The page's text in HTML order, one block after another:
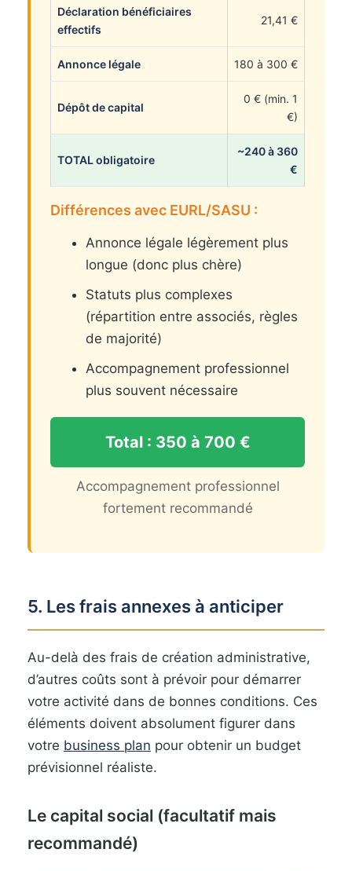
Déclaration bénéficiaires
effectifs
21,41 €
Annonce légale 180 à 300 €
Dépôt de capital
0 € (min. 1
€)
TOTAL obligatoire
~240 à 360
€
Différences avec EURL/SASU :
Annonce légale légèrement plus
longue (donc plus chère)
Statuts plus complexes
(répartition entre associés, règles
de majorité)
Accompagnement professionnel
plus souvent nécessaire
Total : 350 à 700 €
Accompagnement professionnel
fortement recommandé
5. Les frais annexes à anticiper
Au-delà des frais de création administrative,
d’autres coûts sont à prévoir pour démarrer
votre activité dans de bonnes conditions. Ces
éléments doivent absolument figurer dans
votre business plan pour obtenir un budget
prévisionnel réaliste.
Le capital social (facultatif mais
recommandé)